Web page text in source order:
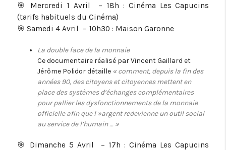
🎯 Mercredi 1 Avril – 18h : Cinéma Les Capucins
(tarifs habituels du Cinéma)
🎯 Samedi 4 Avril – 10h30 : Maison Garonne
La double face de la monnaie
Ce documentaire réalisé par Vincent Gaillard et
Jérôme Polidor détaille « comment, depuis la fin des
années 90, des citoyens et citoyennes mettent en
place des systèmes d’échanges complémentaires
pour pallier les dysfonctionnements de la monnaie
officielle afin que l »argent redevienne un outil social
au service de l’humain … »
🎯 Dimanche 5 Avril – 17h : Cinéma Les Capucins